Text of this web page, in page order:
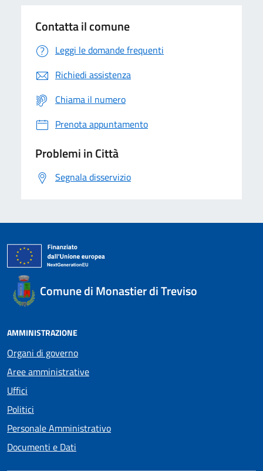
Contatta il comune
Leggi le domande frequenti
Richiedi assistenza
Chiama il numero
Prenota appuntamento
Problemi in Città
Segnala disservizio
Comune di Monastier di Treviso
AMMINISTRAZIONE
Organi di governo
Aree amministrative
Uffici
Politici
Personale Amministrativo
Documenti e Dati